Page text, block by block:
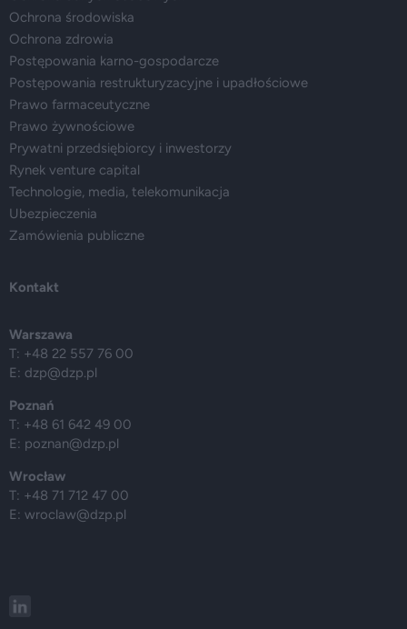
Ochrona środowiska
Ochrona zdrowia
Postępowania karno-gospodarcze
Postępowania restrukturyzacyjne i upadłościowe
Prawo farmaceutyczne
Prawo żywnościowe
Prywatni przedsiębiorcy i inwestorzy
Rynek venture capital
Technologie, media, telekomunikacja
Ubezpieczenia
Zamówienia publiczne
Kontakt
Warszawa
T: +48 22 557 76 00
E: dzp@dzp.pl
Poznań
T: +48 61 642 49 00
E: poznan@dzp.pl
Wrocław
T: +48 71 712 47 00
E: wroclaw@dzp.pl